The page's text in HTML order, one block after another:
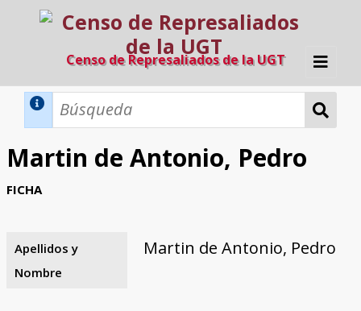
Censo de Represaliados de la UGT
Inicio
Razones y objetivos
El equipo
Colaboradores
Fuentes documentales
Martin de Antonio, Pedro
FICHA
Apellidos y
Nombre
Martin de Antonio, Pedro